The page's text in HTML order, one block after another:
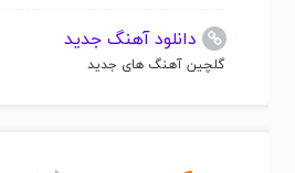
دانلود آهنگ جدید
گلچین آهنگ های جدید